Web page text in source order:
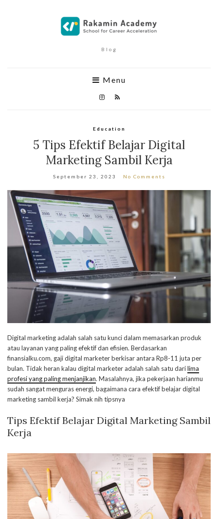
Blog
Menu
Education
5 Tips Efektif Belajar Digital
Marketing Sambil Kerja
September 23, 2023 No Comments
Digital marketing adalah salah satu kunci dalam memasarkan produk
atau layanan yang paling efektif dan efisien. Berdasarkan
finansialku.com, gaji digital marketer berkisar antara Rp8-11 juta per
bulan. Tidak heran kalau digital marketer adalah salah satu darilima
profesi yang paling menjanjikan. Masalahnya, jika pekerjaan harianmu
sudah sangat menguras energi, bagaimana cara efektif belajar digital
marketing sambil kerja? Simak nih tipsnya
Tips Efektif Belajar Digital Marketing Sambil
Kerja